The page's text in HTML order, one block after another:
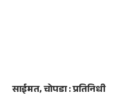
साईमत, चोपडा : प्रतिनिधी